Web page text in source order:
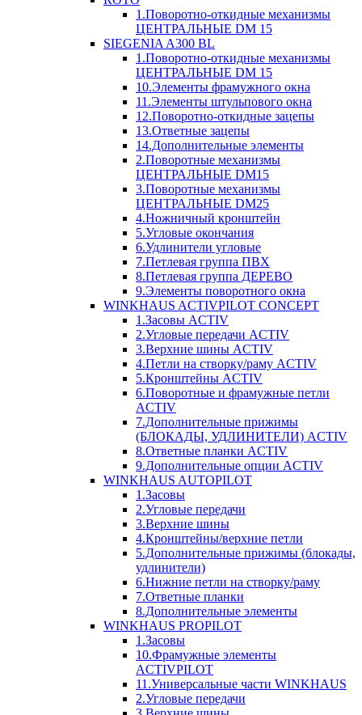
1.Поворотно-откидные механизмы
ЦЕНТРАЛЬНЫЕ DM 15
SIEGENIA A300 BL
1.Поворотно-откидные механизмы
ЦЕНТРАЛЬНЫЕ DM 15
10.Элементы фрамужного окна
11.Элементы штульпового окна
12.Поворотно-откидные зацепы
13.Ответные зацепы
14.Дополнительные элементы
2.Поворотные механизмы
ЦЕНТРАЛЬНЫЕ DM15
3.Поворотные механизмы
ЦЕНТРАЛЬНЫЕ DM25
4.Ножничный кронштейн
5.Угловые окончания
6.Удлинители угловые
7.Петлевая группа ПВХ
8.Петлевая группа ДЕРЕВО
9.Элементы поворотного окна
WINKHAUS ACTIVPILOT CONCEPT
1.Засовы ACTIV
2.Угловые передачи ACTIV
3.Верхние шины ACTIV
4.Петли на створку/раму ACTIV
5.Кронштейны ACTIV
6.Поворотные и фрамужные петли
ACTIV
7.Дополнительные прижимы
(БЛОКАДЫ, УДЛИНИТЕЛИ) ACTIV
8.Ответные планки ACTIV
9.Дополнительные опции ACTIV
WINKHAUS AUTOPILOT
1.Засовы
2.Угловые передачи
3.Верхние шины
4.Кронштейны/верхние петли
5.Дополнительные прижимы (блокады,
удлинители)
6.Нижние петли на створку/раму
7.Ответные планки
8.Дополнительные элементы
WINKHAUS PROPILOT
1.Засовы
10.Фрамужные элементы
ACTIVPILOT
11.Универсальные части WINKHAUS
2.Угловые передачи